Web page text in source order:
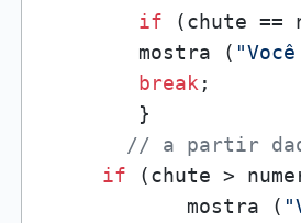
if (chute ==
        mostra (
break ;
        }
// a partir
if (chute >
            mostra (